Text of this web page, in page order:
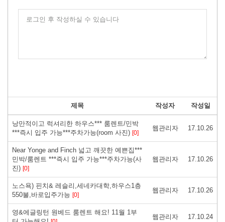
로그인 후 작성하실 수 있습니다
제목 작성자 작성일
낭만적이고 럭셔리한 하우스*** 룸렌트/민박
***즉시 입주 가능***주차가능(room 사진) [0]
웹관리자 17.10.26
Near Yonge and Finch 넓고 깨끗한 예쁜집***
민박/룸렌트 ***즉시 입주 가능***주차가능(사
진) [0]
웹관리자 17.10.26
노스욕) 핀치& 레슬리,세네카대학,하우스1층
550불,바로입주가능 [0]
웹관리자 17.10.26
영&에글링턴 원베드 룸렌트 해요! 11월 1부
웹관리자 17.10.24